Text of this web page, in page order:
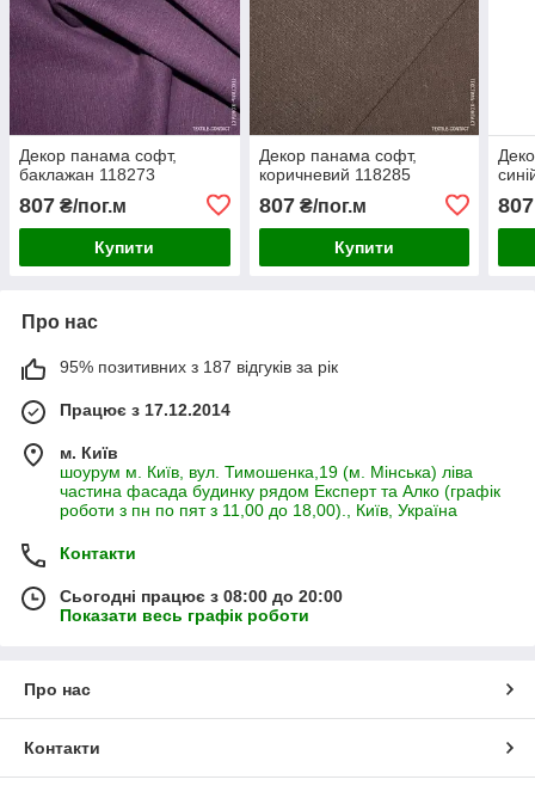
Декор панама софт,
баклажан 118273
807 ₴/пог.м
Купити
Декор панама софт,
коричневий 118285
807₴/пог.м
Купити
807
Про нас
95% позитивних з 187 відгуків за рік
Працює з 17.12.2014
м. Київ
шоурум м. Київ, вул. Тимошенка,19 (м. Мінська) ліва
частина фасада будинку рядом Експерт та Алко (графік
роботи з пн по пят з 11,00 до 18,00)., Київ, Україна
Контакти
Сьогодні працює з 08:00 до 20:00
Показати весь графік роботи
Про нас
Контакти